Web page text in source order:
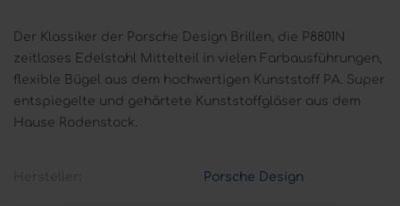
Der Klassiker der Porsche Design Brillen, die P8801N
zeitloses Edelstahl Mittelteil in vielen Farbausführungen,
flexible Bügel aus dem hochwertigen Kunststoff PA. Super
entspiegelte und gehärtete Kunststoffgläser aus dem
Hause Rodenstock.
Porsche Design